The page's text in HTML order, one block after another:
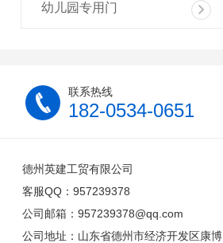
幼儿园专用门
联系热线
182-0534-0651
德州英建工贸有限公司
客服QQ： 957239378
公司邮箱： 957239378@qq.com
公司地址：山东省德州市经济开发区康博